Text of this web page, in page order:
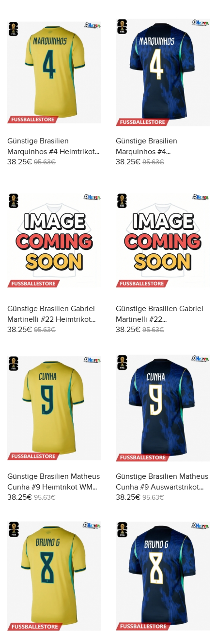
Günstige Brasilien
Marquinhos #4 Heimtrikot
WM 2026 Kurzarm
38.25€ 95.63€
Günstige Brasilien
Marquinhos #4
Auswärtstrikot WM 2026
38.25€ 95.63€
Günstige Brasilien Gabriel
Martinelli #22 Heimtrikot
WM 2026 Kurzarm
38.25€ 95.63€
Günstige Brasilien Gabriel
Martinelli #22
Auswärtstrikot WM 2026
38.25€ 95.63€
Günstige Brasilien Matheus
Cunha #9 Heimtrikot WM
2026 Kurzarm
38.25€ 95.63€
Günstige Brasilien Matheus
Cunha #9 Auswärtstrikot
WM 2026 Kurzarm
38.25€ 95.63€